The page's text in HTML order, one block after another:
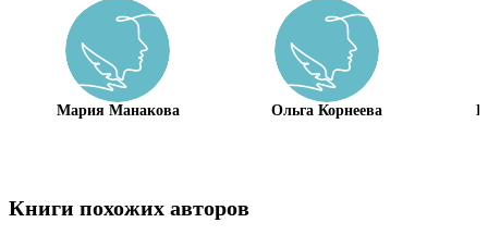
Мария Манакова Ольга Корнеева
Книги похожих авторов